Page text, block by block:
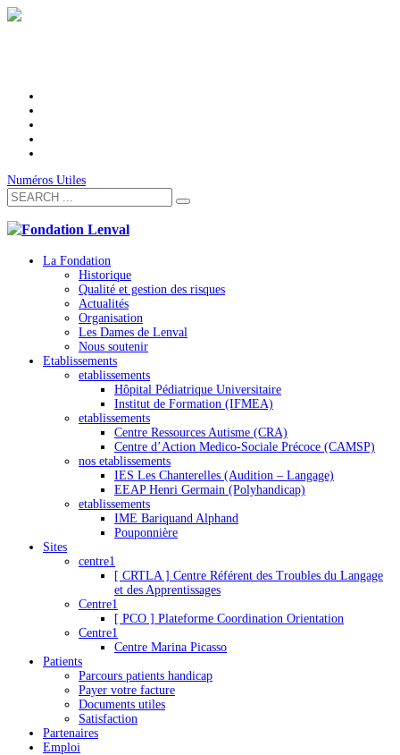
Numéros Utiles
La Fondation
Historique
Qualité et gestion des risques
Actualités
Organisation
Les Dames de Lenval
Nous soutenir
Etablissements
etablissements
Hôpital Pédiatrique Universitaire
Institut de Formation (IFMEA)
etablissements
Centre Ressources Autisme (CRA)
Centre d’Action Medico-Sociale Précoce (CAMSP)
nos etablissements
IES Les Chanterelles (Audition – Langage)
EEAP Henri Germain (Polyhandicap)
etablissements
IME Bariquand Alphand
Pouponnière
Sites
centre1
[ CRTLA ] Centre Référent des Troubles du Langage
et des Apprentissages
Centre1
[ PCO ] Plateforme Coordination Orientation
Centre1
Centre Marina Picasso
Patients
Parcours patients handicap
Payer votre facture
Documents utiles
Satisfaction
Partenaires
Emploi